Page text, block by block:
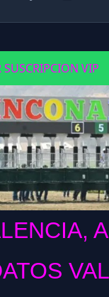
SUSCRIPCION VIP